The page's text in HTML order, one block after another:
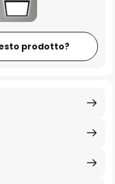
prodotto?